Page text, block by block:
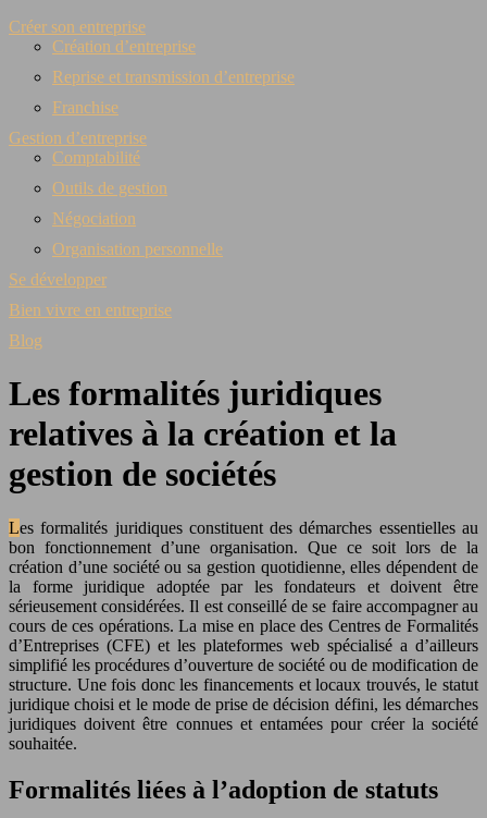
Créer son entreprise
Création d’entreprise
Reprise et transmission d’entreprise
Franchise
Gestion d’entreprise
Comptabilité
Outils de gestion
Négociation
Organisation personnelle
Se développer
Bien vivre en entreprise
Blog
Les formalités juridiques
relatives à la création et la
gestion de sociétés
Les formalités juridiques constituent des démarches essentielles au
bon fonctionnement d’une organisation. Que ce soit lors de la
création d’une société ou sa gestion quotidienne, elles dépendent de
la forme juridique adoptée par les fondateurs et doivent être
sérieusement considérées. Il est conseillé de se faire accompagner au
cours de ces opérations. La mise en place des Centres de Formalités
d’Entreprises (CFE) et les plateformes web spécialisé a d’ailleurs
simplifié les procédures d’ouverture de société ou de modification de
structure. Une fois donc les financements et locaux trouvés, le statut
juridique choisi et le mode de prise de décision défini, les démarches
juridiques doivent être connues et entamées pour créer la société
souhaitée.
Formalités liées à l’adoption de statuts